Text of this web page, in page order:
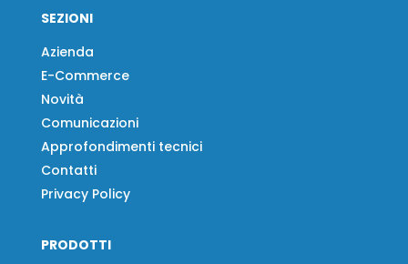
SEZIONI
Azienda
E-Commerce
Novità
Comunicazioni
Approfondimenti tecnici
Contatti
Privacy Policy
PRODOTTI